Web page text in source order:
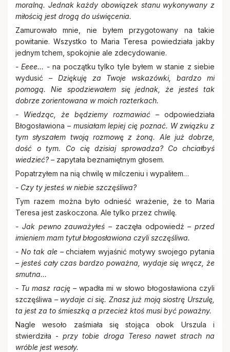
moralną. Jednak każdy obowiązek stanu wykonywany z
miłością jest drogą do uświęcenia.
Zamurowało mnie, nie byłem przygotowany na takie
powitanie. Wszystko to Maria Teresa powiedziała jakby
jednym tchem, spokojnie ale zdecydowanie.
- Eeee… -na początku tylko tyle byłem w stanie z siebie
wydusić – Dziękuję za Twoje wskazówki, bardzo mi
pomogą. Nie spodziewałem się jednak, że jesteś tak
dobrze zorientowana w moich rozterkach.
- Wiedząc, że będziemy rozmawiać – odpowiedziała
Błogosławiona – musiałam lepiej cię poznać. W związku z
tym słyszałem twoją rozmowę z żoną. Ale już dobrze,
dość o tym. Co cię dzisiaj sprowadza? Co chciałbyś
wiedzieć? – zapytała beznamiętnym głosem.
Popatrzyłem na nią chwilę w milczeniu i wypaliłem…
- Czy ty jesteś w niebie szczęśliwa?
Tym razem można było odnieść wrażenie, że to Maria
Teresa jest zaskoczona. Ale tylko przez chwilę.
- Jak pewno zauważyłeś – zaczęła odpowiedź– przed
imieniem mam tytuł błogosławiona czyli szczęśliwa.
- No tak ale –chciałem wyjaśnić motywy swojego pytania
– jesteś cały czas bardzo poważna, wydaje się wręcz, że
smutna…
- Tu masz rację – wpadła mi w słowo błogosławiona czyli
szczęśliwa – wydaje ci się. Znasz już moją siostrę Urszulę,
ta jest za to śmieszką a przecież ktoś musi być poważny.
Nagle wesoło zaśmiała się stojąca obok Urszula i
stwierdziła -przy tobie droga Tereso nawet strach na
wróble jest wesoły.